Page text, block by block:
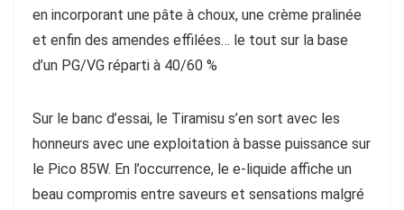
en incorporant une pâte à choux, une crème pralinée
et enfin des amendes effilées… le tout sur la base
d’un PG/VG réparti à 40/60 %
Sur le banc d’essai, le Tiramisu s’en sort avec les
honneurs avec une exploitation à basse puissance sur
le Pico 85W. En l’occurrence, le e-liquide affiche un
beau compromis entre saveurs et sensations malgré